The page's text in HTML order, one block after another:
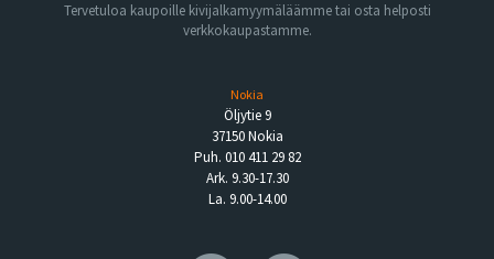
Tervetuloa kaupoille kivijalkamyymäläämme tai osta helposti
verkkokaupastamme.
Nokia
Öljytie 9
37150 Nokia
Puh. 010 411 29 82
Ark. 9.30-17.30
La. 9.00-14.00